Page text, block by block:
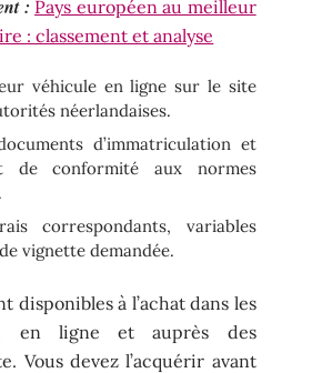
: Pays européen au meilleur
: classement et analyse
véhicule en ligne sur le site
néerlandaises.
d’immatriculation et
de conformité aux normes
correspondants, variables
vignette demandée.
disponibles à l’achat dans les
en ligne et auprès des
Vous devez l’acquérir avant